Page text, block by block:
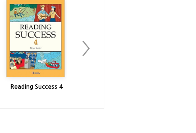
Reading Success 4